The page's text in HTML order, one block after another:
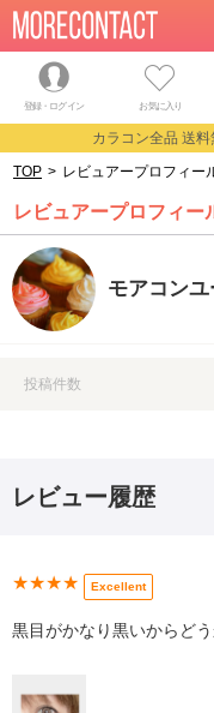
登録・ログイン お気に入り
カラコン全品 送
TOP > レビュアープロフィー
レビュアープロフィー
モアコン
投稿件数
レビュー履歴
★★★★ Excellent
黒目がかなり黒いからど